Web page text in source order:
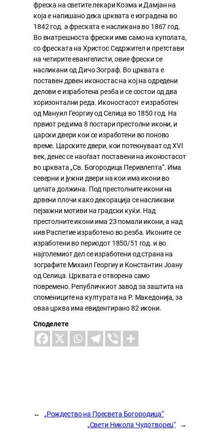
фреска на светите лекари Козма и Дамјан на
која е напишано дека црквата е изградена во
1842 год. а фреската е насликана во 1867 год.
Во внатрешноста фрески има само на куполата,
со фреската на Христос Седржител и претстави
на четирите евангелисти, овие фрески се
насликани од Дичо Зограф. Во црквата е
поставен дрвен иконостас на кој на одредени
делови е изработена резба и се состои од два
хоризонтални реда. Иконостасот е изработен
од Мануил Георгиу од Селица во 1850 год. На
првиот ред има 8 постари престолни икони, и
царски двери кои се изработени во поново
време. Царските двери, кои потекнуваат од XVI
век, денес се наоѓаат поставени на иконостасот
во црквата „Св. Богородица Перивлепта“. Има
северни и јужни двери на кои има икони во
целата должина. Под престолните икони на
дрвени плочи како декорација се насликани
пејзажни мотиви на градски куќи. Над
престолните икони има 23 помали икони, а над
нив Распетие изработено во резба. Иконите се
изработени во периодот 1850/51 год. и во
најголемиот дел се изработени од страна на
зографите Михаил Георгиу и Константин Јоану
од Селица. Црквата е отворена само
повремено. Републичкиот завод за заштита на
спомениците на културата на Р. Македонија, за
оваа црква има евидентирано 82 икони.
Споделете
←
„Рождество на Пресвета Богородица“
„Свети Никола Чудотворец“
→